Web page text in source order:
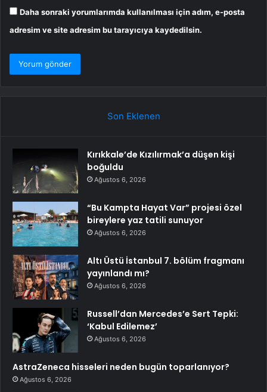
Daha sonraki yorumlarımda kullanılması için adım, e-posta
adresim ve site adresim bu tarayıcıya kaydedilsin.
Son Eklenen
Kırıkkale’de Kızılırmak’a düşen kişi
boğuldu
Ağustos 6, 2026
“Bu Kampta Hayat Var” projesi özel
bireylere yaz tatili sunuyor
Ağustos 6, 2026
Altı Üstü İstanbul 7. bölüm fragmanı
yayınlandı mı?
Ağustos 6, 2026
Russell’dan Mercedes’e Sert Tepki:
‘Kabul Edilemez’
Ağustos 6, 2026
AstraZeneca hisseleri neden bugün toparlanıyor?
Ağustos 6, 2026